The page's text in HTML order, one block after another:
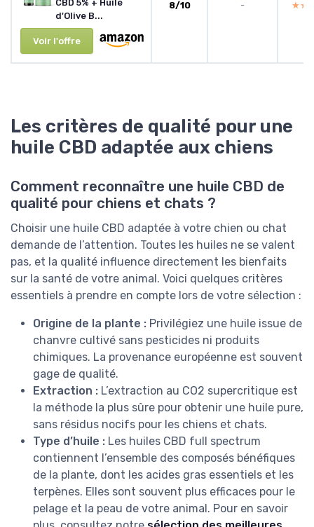
CBD 5% + Huile
d'Olive B...
Voir l'offre
8/10 -
Les critères de qualité pour une
huile CBD adaptée aux chiens
Comment reconnaître une huile CBD de
qualité pour chiens et chats ?
Choisir une huile CBD adaptée à votre chien ou chat
demande de l’attention. Toutes les huiles ne se valent
pas, et la qualité influence directement les bienfaits
sur la santé de votre animal. Voici quelques critères
essentiels à prendre en compte lors de votre sélection :
Origine de la plante : Privilégiez une huile issue de
chanvre cultivé sans pesticides ni produits
chimiques. La provenance européenne est souvent
gage de qualité.
Extraction : L’extraction au CO2 supercritique est
la méthode la plus sûre pour obtenir une huile pure,
sans résidus nocifs pour les chiens et chats.
Type d’huile : Les huiles CBD full spectrum
contiennent l’ensemble des composés bénéfiques
de la plante, dont les acides gras essentiels et les
terpènes. Elles sont souvent plus efficaces pour le
pelage et la peau de votre animal. Pour en savoir